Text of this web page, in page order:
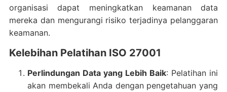
organisasi dapat meningkatkan keamanan data
mereka dan mengurangi risiko terjadinya pelanggaran
keamanan.
Kelebihan Pelatihan ISO 27001
Perlindungan Data yang Lebih Baik: Pelatihan ini
akan membekali Anda dengan pengetahuan yang